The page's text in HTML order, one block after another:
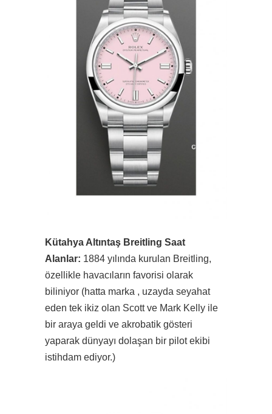
Kütahya Altıntaş Breitling Saat
Alanlar: 1884 yılında kurulan Breitling,
özellikle havacıların favorisi olarak
biliniyor (hatta marka , uzayda seyahat
eden tek ikiz olan Scott ve Mark Kelly ile
bir araya geldi ve akrobatik gösteri
yaparak dünyayı dolaşan bir pilot ekibi
istihdam ediyor.)